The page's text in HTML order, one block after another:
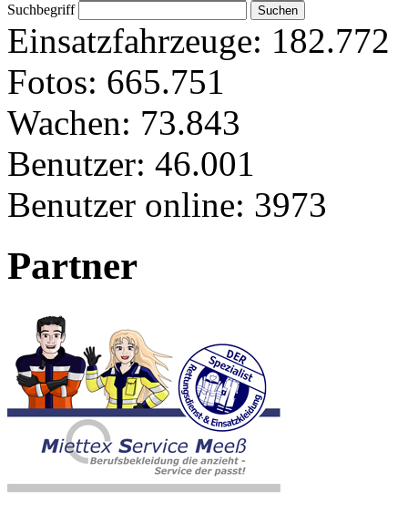
Suchbegriff
Einsatzfahrzeuge: 182.772
Fotos: 665.751
Wachen: 73.843
Benutzer: 46.001
Benutzer online: 3973
Partner